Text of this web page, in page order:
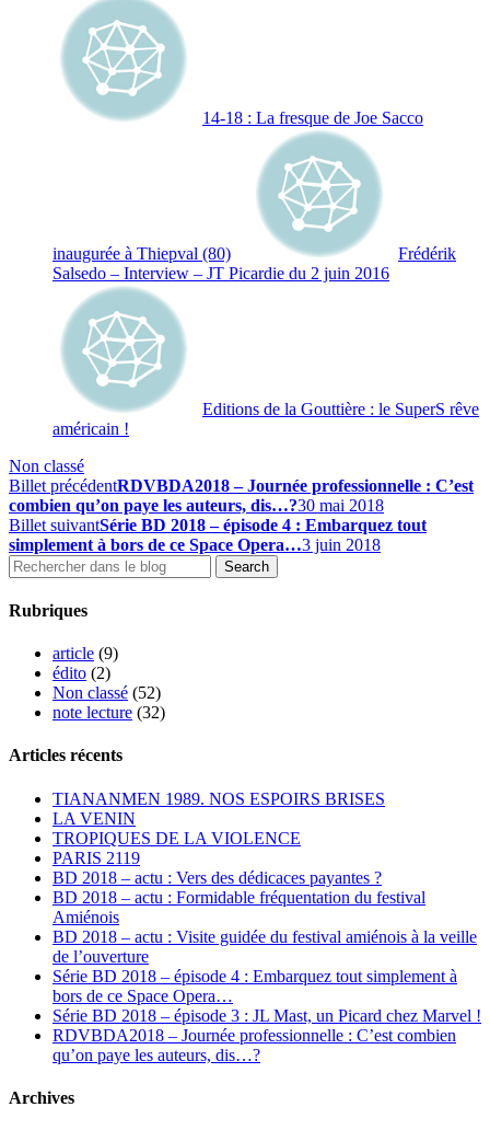
14-18 : La fresque de Joe Sacco
inaugurée à Thiepval (80)
Frédérik
Salsedo – Interview – JT Picardie du 2 juin 2016
Editions de la Gouttière : le SuperS rêve
américain !
Non classé
Billet précédentRDVBDA2018 – Journée professionnelle : C’est
combien qu’on paye les auteurs, dis…?30 mai 2018
Billet suivantSérie BD 2018 – épisode 4 : Embarquez tout
simplement à bors de ce Space Opera…3 juin 2018
Rubriques
article (9)
édito (2)
Non classé (52)
note lecture (32)
Articles récents
TIANANMEN 1989. NOS ESPOIRS BRISES
LA VENIN
TROPIQUES DE LA VIOLENCE
PARIS 2119
BD 2018 – actu : Vers des dédicaces payantes ?
BD 2018 – actu : Formidable fréquentation du festival
Amiénois
BD 2018 – actu : Visite guidée du festival amiénois à la veille
de l’ouverture
Série BD 2018 – épisode 4 : Embarquez tout simplement à
bors de ce Space Opera…
Série BD 2018 – épisode 3 : JL Mast, un Picard chez Marvel !
RDVBDA2018 – Journée professionnelle : C’est combien
qu’on paye les auteurs, dis…?
Archives